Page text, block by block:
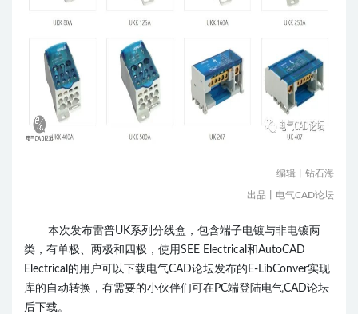
编辑丨钻石海
出品丨电气CAD论坛
本次发布雷普UK系列分线盒 ，包含端子电镀与非电镀两
类，有单极、两极和四极 ， 使用SEE Electrical和AutoCAD
Electrical的用户可以下载电气CAD论坛发布的E-LibConver实现
库的自动转换，有需要的小伙伴们可在PC端登陆电气CAD论坛
后下载。